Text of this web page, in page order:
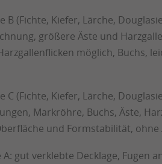
B (Fichte, Kiefer, Lärche,
größere Äste und
möglich, Buchs,
C (Fichte, Kiefer, Lärche,
Markröhre, Buchs, Äste,
und Formstabilität, ohne
A: gut verklebte Decklage, Fugen